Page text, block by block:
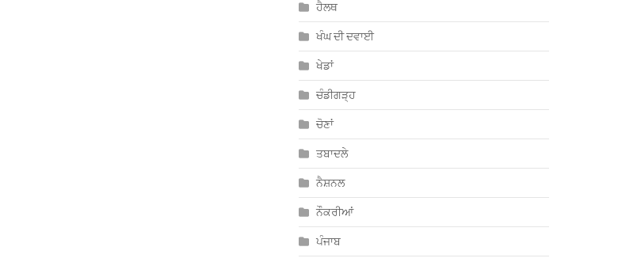
ਹੈਲਥ
ਖੰਘ ਦੀ ਦਵਾਈ
ਖੇਡਾਂ
ਚੰਡੀਗੜ੍ਹ
ਚੋਣਾਂ
ਤਬਾਦਲੇ
ਨੈਸ਼ਨਲ
ਨੌਕਰੀਆਂ
ਪੰਜਾਬ